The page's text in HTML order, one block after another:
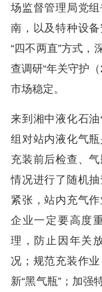
场监督管理局党
南，以及特种设
“四不两直”方式，
查调研“年关守护
市场稳定。
来到湘中液化石
组对站内液化气
充装前后检查、
情况进行了随机
紧张，站内充气
企业一定要高度
理，防止因年关
况；规范充装作
新“黑气瓶”；加强